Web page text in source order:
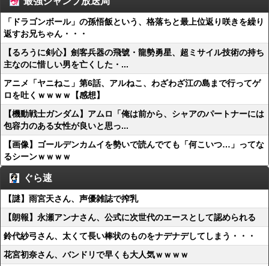
「ドラゴンボール」の孫悟飯という、格落ちと最上位返り咲きを繰り
返すお兄ちゃん・・・
【るろうに剣心】劍客兵器の飛號・龍勢勇星、超ミサイル技術の持ち
主なのに惜しい男を亡くした・...
アニメ「ヤニねこ」第6話、アルねこ、わざわざ江の島まで行ってゲ
ロを吐くｗｗｗｗ【感想】
【機動戦士ガンダム】アムロ「俺は前から、シャアのパートナーには
包容力のある女性が良いと思っ...
【画像】ゴールデンカムイを勢いで読んでても「何こいつ…」ってな
るシーンｗｗｗｗ
ぐら速
【謎】雨宮天さん、声優雑誌で搾乳
【朗報】永瀬アンナさん、公式に次世代のエースとして認められる
鈴代紗弓さん、太くて長い棒状のものをナデナデしてしまう・・・
花宮初奈さん、バンドリで早くも大人気ｗｗｗｗ